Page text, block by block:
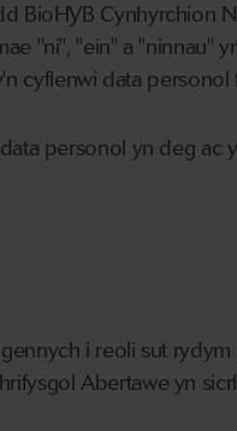
BioHYB Cynhyrchion
"ni", "ein" a "ninnau"
cyflenwi data
personol yn deg ac
i reoli sut
Abertawe yn